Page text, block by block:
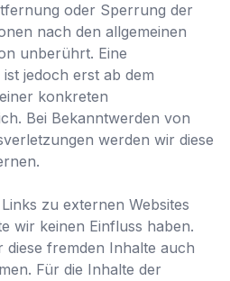
oder Sperrung der
nach den allgemeinen
unberührt. Eine
jedoch erst ab dem
konkreten
Bei Bekanntwerden von
werden wir diese
zu externen Websites
wir keinen Einfluss haben.
fremden Inhalte auch
Für die Inhalte der